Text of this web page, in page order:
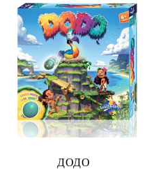
ДОДО